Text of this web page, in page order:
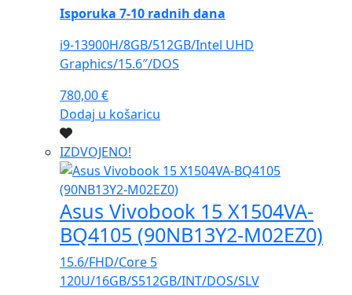
Isporuka 7-10 radnih dana
i9-13900H/8GB/512GB/Intel UHD
Graphics/15.6″/DOS
780,00€
Dodaj u košaricu
IZDVOJENO!
Asus Vivobook 15 X1504VA-
BQ4105 (90NB13Y2-M02EZ0)
15.6/FHD/Core 5
120U/16GB/S512GB/INT/DOS/SLV